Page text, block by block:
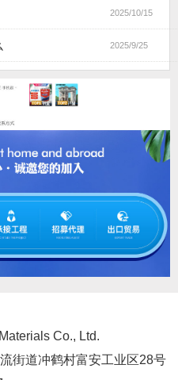
2025/10/15
2025/9/25
Co., Ltd.
街道冲鹤村富安工业区28号